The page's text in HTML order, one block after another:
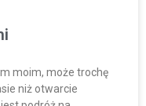
moim, może trochę
niż otwarcie